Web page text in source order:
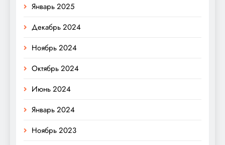
Январь 2025
Декабрь 2024
Ноябрь 2024
Октябрь 2024
Июнь 2024
Январь 2024
Ноябрь 2023